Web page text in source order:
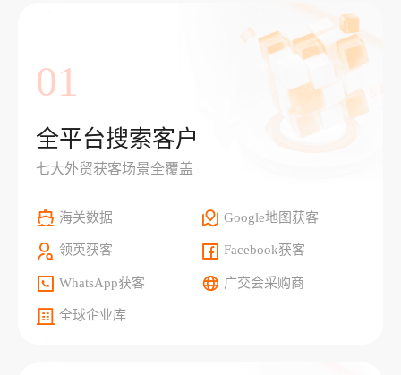
01
全平台搜索客户
七大外贸获客场景全覆盖
海关数据 Google地图获客
领英获客 Facebook获客
WhatsApp获客 广交会采购商
全球企业库